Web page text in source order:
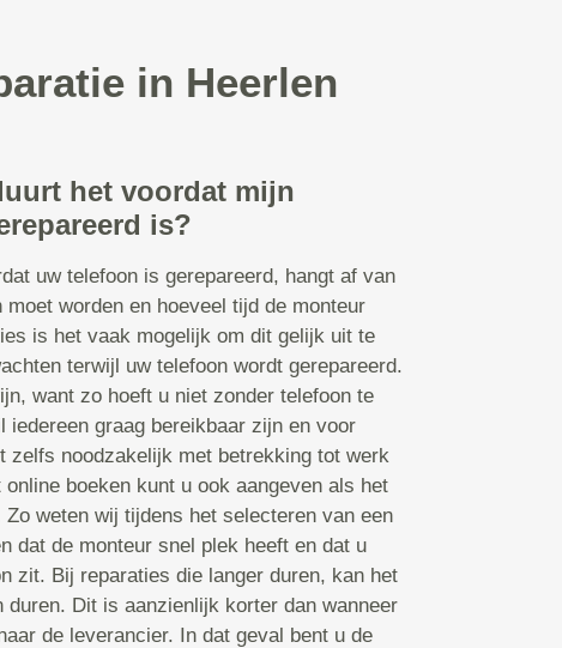
in Heerlen
het voordat mijn
is?
uw telefoon is gerepareerd, hangt af van
moet worden en hoeveel tijd de monteur
is het vaak mogelijk om dit gelijk uit te
terwijl uw telefoon wordt gerepareerd.
want zo hoeft u niet zonder telefoon te
iedereen graag bereikbaar zijn en voor
zelfs noodzakelijk met betrekking tot werk
boeken kunt u ook aangeven als het
weten wij tijdens het selecteren van een
dat de monteur snel plek heeft en dat u
zit. Bij reparaties die langer duren, kan het
duren. Dit is aanzienlijk korter dan wanneer
de leverancier. In dat geval bent u de